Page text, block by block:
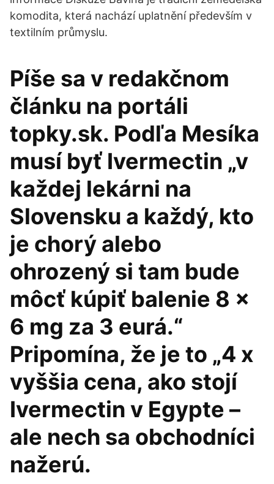
komodita, která nachází uplatnění především v
textilním průmyslu.
Píše sa v redakčnom
článku na portáli
topky.sk. Podľa Mesíka
musí byť Ivermectin „v
každej lekárni na
Slovensku a každý, kto
je chorý alebo
ohrozený si tam bude
môcť kúpiť balenie 8 x
6 mg za 3 eurá.“
Pripomína, že je to „4 x
vyššia cena, ako stojí
Ivermectin v Egypte –
ale nech sa obchodníci
nažerú.